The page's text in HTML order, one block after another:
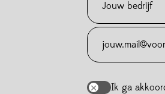
Ik ga
Verder winkelen